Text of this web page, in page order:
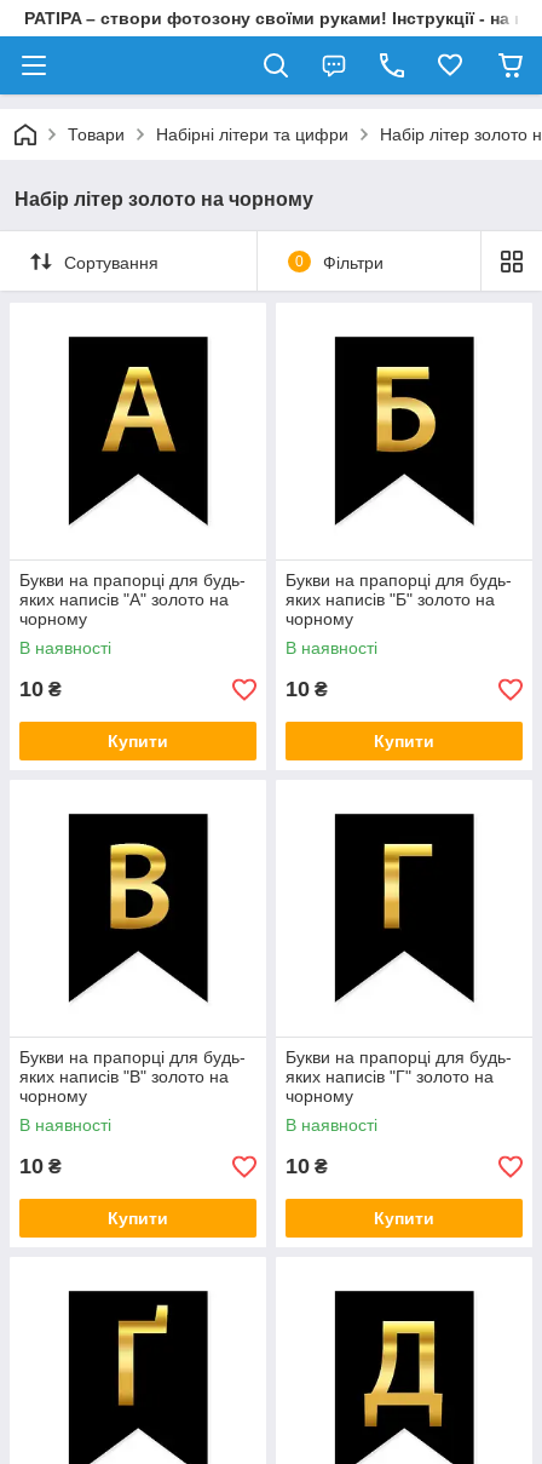
PATIPA – створи фотозону своїми руками! Інструкції - на
Товари Набірні літери та цифри Набір літер золото
Набір літер золото на чорному
Сортування 0 Фільтри
Букви на прапорці для будь-
яких написів "А" золото на
чорному
В наявності
10 ₴
Купити
Букви на прапорці для будь-
яких написів "Б" золото на
чорному
В наявності
10 ₴
Купити
Букви на прапорці для будь-
яких написів "В" золото на
чорному
В наявності
10 ₴
Купити
Букви на прапорці для будь-
яких написів "Г" золото на
чорному
В наявності
10 ₴
Купити